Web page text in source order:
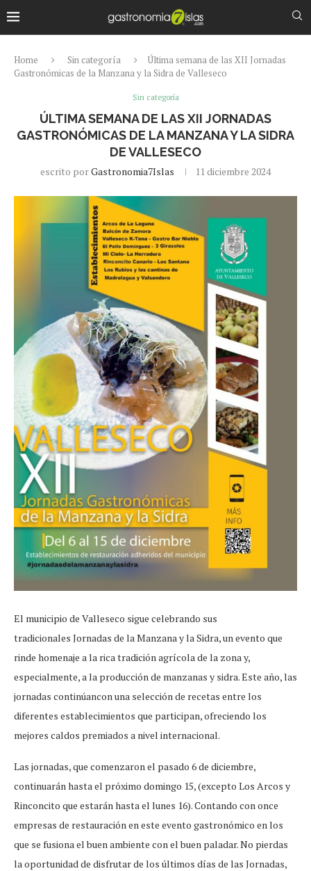
Home Sin categoría
Última semana de las XII Jornadas
Gastronómicas de la Manzana y la Sidra de Valleseco
Sin categoría
ÚLTIMA SEMANA DE LAS XII JORNADAS
GASTRONÓMICAS DE LA MANZANA Y LA SIDRA
DE VALLESECO
escrito porGastronomia7Islas 11 diciembre 2024
El municipio de Valleseco sigue celebrando sus
tradicionales Jornadas de la Manzana y la Sidra, un evento que
rinde homenaje a la rica tradición agrícola de la zona y,
especialmente, a la producción de manzanas y sidra. Este año, las
jornadas continúancon una selección de recetas entre los
diferentes establecimientos que participan, ofreciendo los
mejores caldos premiados a nivel internacional.
Las jornadas, que comenzaron el pasado 6 de diciembre,
continuarán hasta el próximo domingo 15, (excepto Los Arcos y
Rinconcito que estarán hasta el lunes 16). Contando con once
empresas de restauración en este evento gastronómico en los
que se fusiona el buen ambiente con el buen paladar. No pierdas
la oportunidad de disfrutar de los últimos días de las Jornadas,